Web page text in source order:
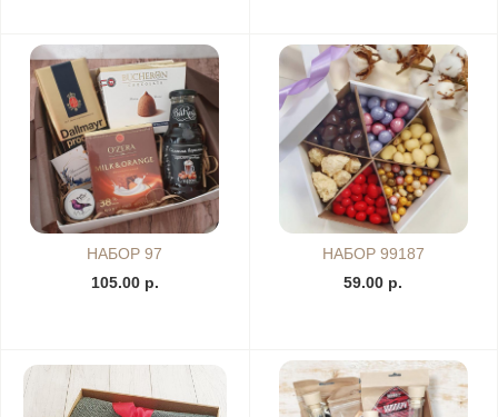
НАБОР 97
105.00 р.
НАБОР 99187
59.00 р.